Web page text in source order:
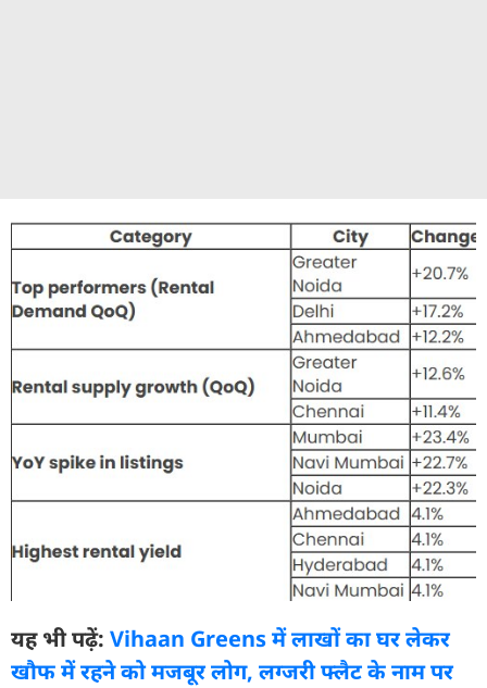
यह भी पढ़ें: Vihaan Greens में लाखों का घर लेकर
खौफ में रहने को मजबूर लोग, लग्जरी फ्लैट के नाम पर